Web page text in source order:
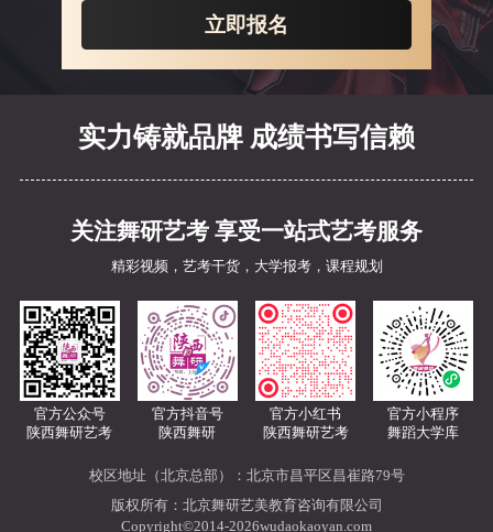
实力铸就品牌 成绩书写信赖
关注舞研艺考 享受一站式艺考服务
精彩视频，艺考干货，大学报考，课程规划
官方公众号
陕西舞研艺考
官方抖音号
陕西舞研
官方小红书
陕西舞研艺考
官方小程序
舞蹈大学库
校区地址（北京总部）：北京市昌平区昌崔路79号
版权所有：北京舞研艺美教育咨询有限公司
Copyright©2014-2026wudaokaoyan.com